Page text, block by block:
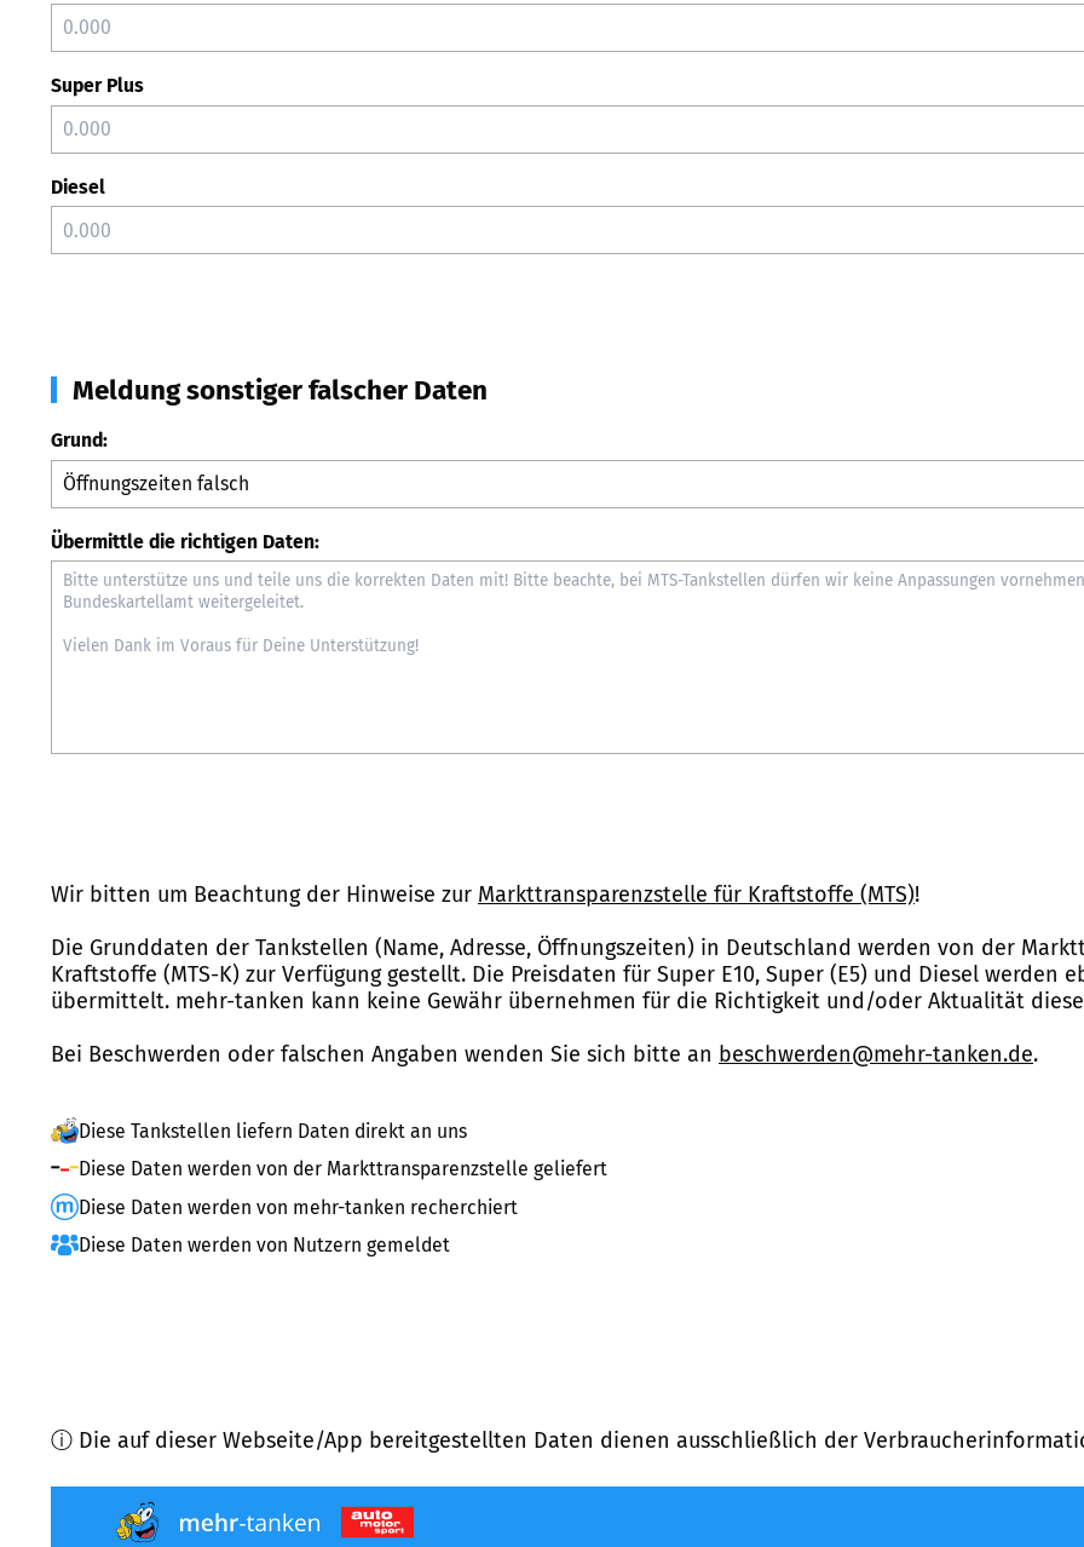
Super Plus
Diesel
Meldung sonstiger falscher Daten
Grund:
Übermittle die richtigen Daten:
Wir bitten um Beachtung der Hinweise zur Markttransparenzstelle für Kraftstoffe (MTS)!
Die Grunddaten der Tankstellen (Name, Adresse, Öffnungszeiten) in Deutschland werden von der
Kraftstoffe (MTS-K) zur Verfügung gestellt. Die Preisdaten für Super E10, Super (E5) und Diesel werden
übermittelt. mehr-tanken kann keine Gewähr übernehmen für die Richtigkeit und/oder Aktualität
Bei Beschwerden oder falschen Angaben wenden Sie sich bitte an beschwerden@mehr-tanken.de.
Diese Tankstellen liefern Daten direkt an uns
Diese Daten werden von der Markttransparenzstelle geliefert
Diese Daten werden von mehr-tanken recherchiert
Diese Daten werden von Nutzern gemeldet
ⓘ Die auf dieser Webseite/App bereitgestellten Daten dienen ausschließlich der